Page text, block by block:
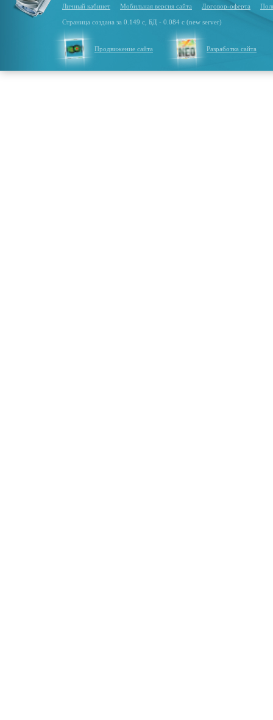
Личный кабинет Мобильная версия сайта Договор-оферта
Страница создана за 0.149 с, БД - 0.084 с (new server)
Продвижение сайта Разработка сайта